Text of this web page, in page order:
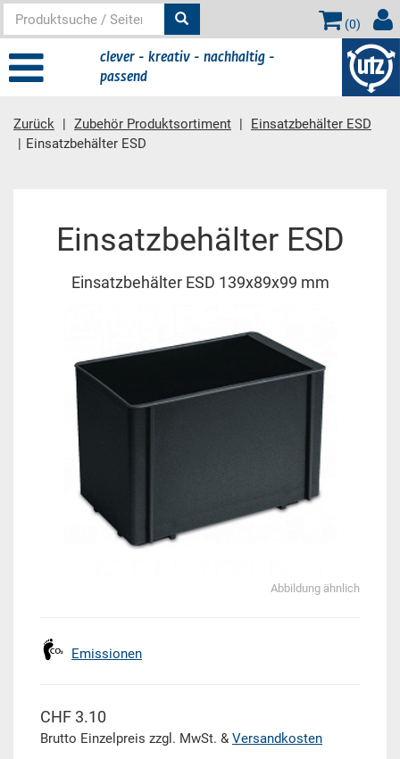
(0)
clever - kreativ - nachhaltig -
passend
Zurück Zubehör Produktsortiment
Einsatzbehälter ESD
Einsatzbehälter ESD
Einsatzbehälter ESD
Einsatzbehälter ESD 139x89x99 mm
Abbildung ähnlich
Emissionen
CHF 3.10
Brutto Einzelpreis zzgl. MwSt. & Versandkosten